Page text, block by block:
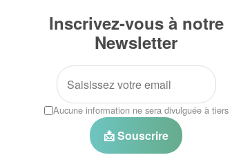
Inscrivez-vous à notre
Newsletter
Aucune information ne sera divulguée à tiers
📩 Souscrire